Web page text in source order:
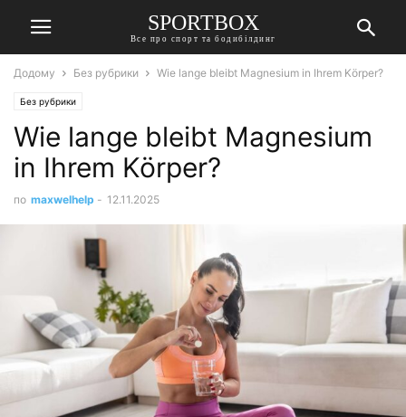
SPORTBOX
Все про спорт та бодибілдинг
Додому Без рубрики Wie lange bleibt Magnesium in Ihrem Körper?
Без рубрики
Wie lange bleibt Magnesium
in Ihrem Körper?
по maxwelhelp - 12.11.2025